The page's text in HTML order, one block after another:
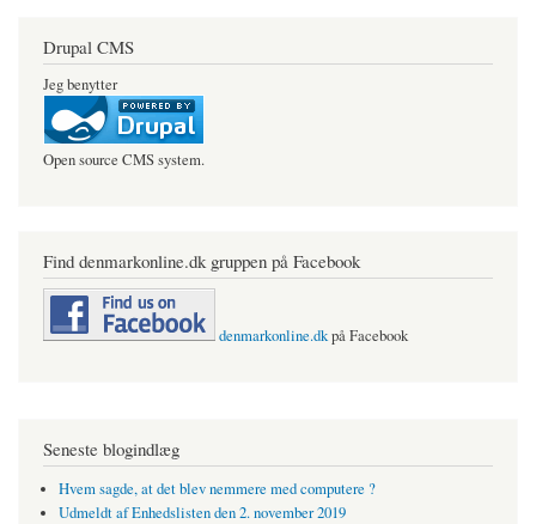
Drupal CMS
Jeg benytter
Open source CMS system.
Find denmarkonline.dk gruppen på Facebook
denmarkonline.dkpå Facebook
Seneste blogindlæg
Hvem sagde, at det blev nemmere med computere ?
Udmeldt af Enhedslisten den 2. november 2019